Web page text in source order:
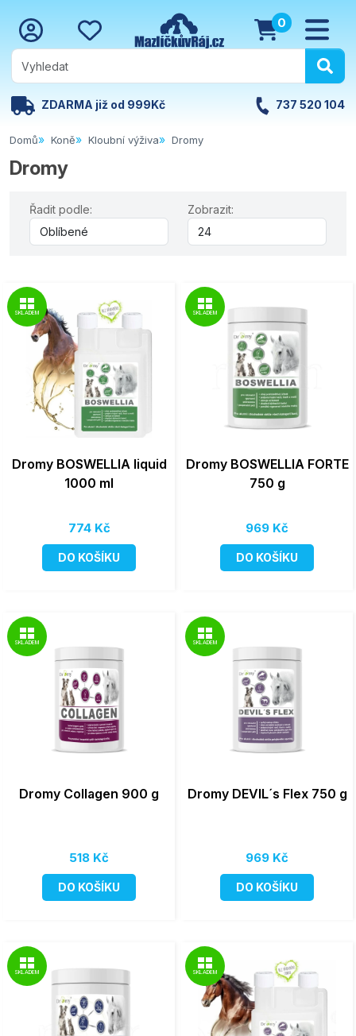
0
ZDARMA již od 999Kč 737 520 104
Domů Koně Kloubní výživa Dromy
Dromy
Řadit podle: Zobrazit:
SKLADEM
Dromy BOSWELLIA liquid
1000 ml
774 Kč
DO KOŠÍKU
SKLADEM
Dromy BOSWELLIA FORTE
750 g
969 Kč
DO KOŠÍKU
SKLADEM
Dromy Collagen 900 g
518 Kč
DO KOŠÍKU
SKLADEM
Dromy DEVIL´s Flex 750 g
969 Kč
DO KOŠÍKU
SKLADEM SKLADEM